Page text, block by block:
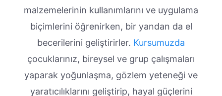
malzemelerinin kullanımlarını ve uygulama
biçimlerini öğrenirken, bir yandan da el
becerilerini geliştirirler. Kursumuzda
çocuklarınız, bireysel ve grup çalışmaları
yaparak yoğunlaşma, gözlem yeteneği ve
yaratıcılıklarını geliştirip, hayal güçlerini